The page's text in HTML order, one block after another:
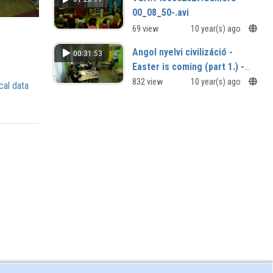
data
00_08_50-.avi
69 view 10 year(s) ago
00:31:53
Angol nyelvi civilizáció -
Easter is coming (part 1.) -
Általános Iskola 5. osztály
832 view 10 year(s) ago